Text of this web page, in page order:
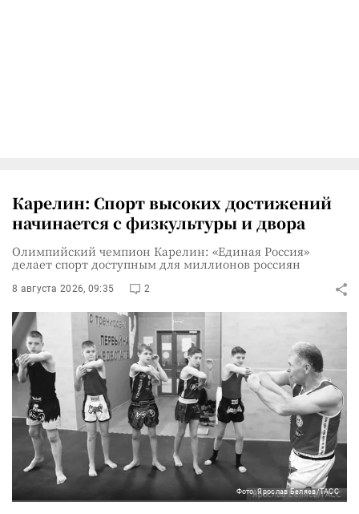
Карелин: Спорт высоких достижений
начинается с физкультуры и двора
Олимпийский чемпион Карелин: «Единая Россия»
делает спорт доступным для миллионов россиян
8 августа 2026, 09:35 2
Фото: Ярослав Беляев/ТАСС